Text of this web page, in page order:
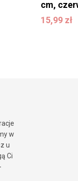
cm,
15,99 zł
15,99zł
w
u
Ci